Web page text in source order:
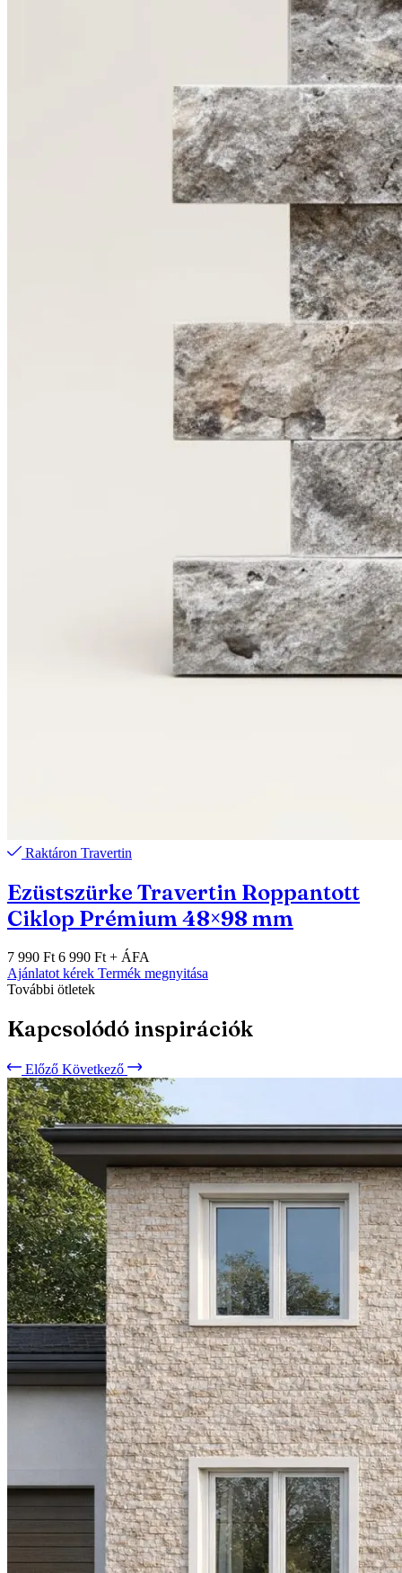
Raktáron Travertin
Ezüstszürke Travertin Roppantott
Ciklop Prémium 48×98 mm
7 990 Ft 6 990 Ft + ÁFA
Ajánlatot kérek Termék megnyitása
További ötletek
Kapcsolódó inspirációk
Előző Következő